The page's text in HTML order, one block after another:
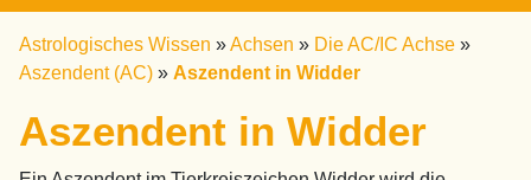
Astrologisches Wissen »Achsen » Die AC/IC Achse »
Aszendent (AC) » Aszendent in Widder
Aszendent in Widder